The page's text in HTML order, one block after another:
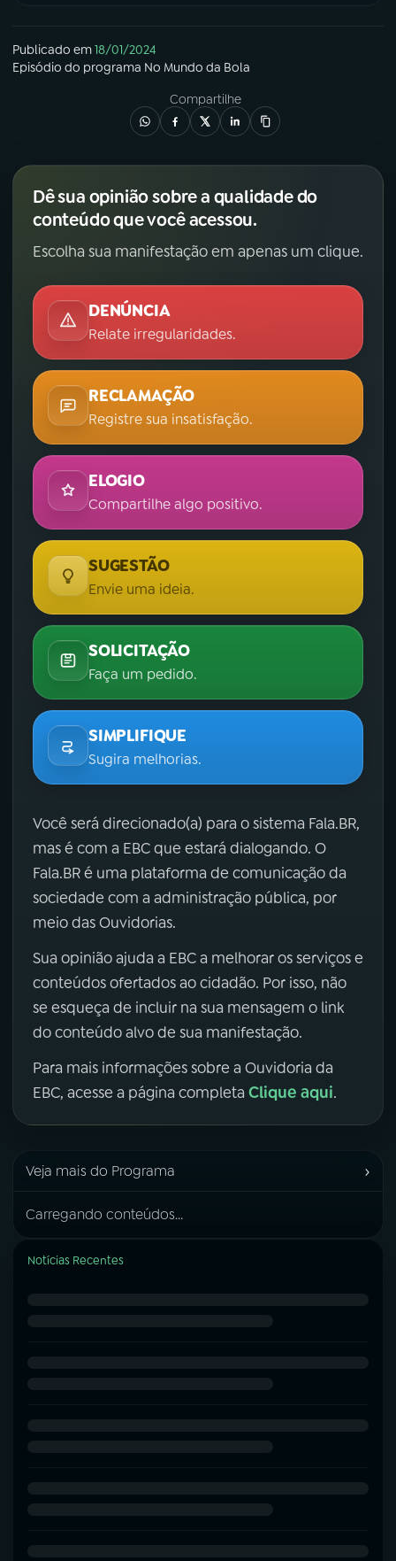
Publicado em18/01/2024
Episódio do programa No Mundo da Bola
Compartilhe
Dê sua opinião sobre a qualidade do
conteúdo que você acessou.
Escolha sua manifestação em apenas um clique.
DENÚNCIA
Relate irregularidades.
RECLAMAÇÃO
Registre sua insatisfação.
ELOGIO
Compartilhe algo positivo.
SUGESTÃO
Envie uma ideia.
SOLICITAÇÃO
Faça um pedido.
SIMPLIFIQUE
Sugira melhorias.
Você será direcionado(a) para o sistema Fala.BR,
mas é com a EBC que estará dialogando. O
Fala.BR é uma plataforma de comunicação da
sociedade com a administração pública, por
meio das Ouvidorias.
Sua opinião ajuda a EBC a melhorar os serviços e
conteúdos ofertados ao cidadão. Por isso, não
se esqueça de incluir na sua mensagem o link
do conteúdo alvo de sua manifestação.
Para mais informações sobre a Ouvidoria da
EBC, acesse a página completa Clique aqui.
Veja mais do Programa ›
Carregando conteúdos...
Notícias Recentes